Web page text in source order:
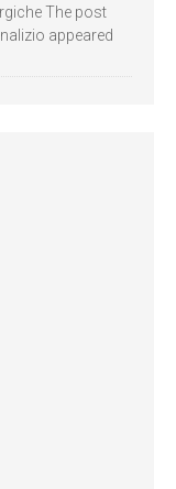
The post
appeared